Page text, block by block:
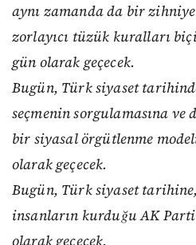
aynı zamanda da bir
zorlayıcı tüzük kuralları
gün olarak geçecek.
Bugün, Türk siyaset
seçmenin sorgulamasına ve
bir siyasal örgütlenme
olarak geçecek.
Bugün, Türk siyaset
insanların kurduğu AK